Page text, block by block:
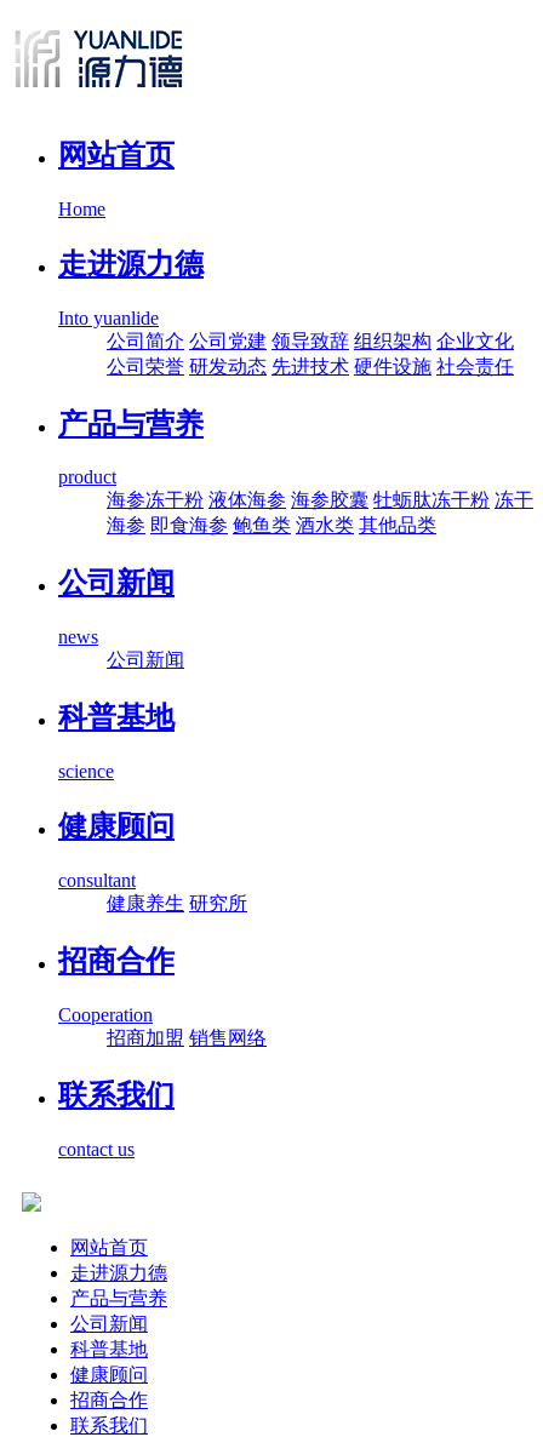
网站首页
Home
走进源力德
Into yuanlide
公司简介 公司党建 领导致辞 组织架构 企业文化
公司荣誉 研发动态 先进技术 硬件设施 社会责任
产品与营养
product
海参冻干粉 液体海参 海参胶囊 牡蛎肽冻干粉 冻干
海参 即食海参 鲍鱼类 酒水类 其他品类
公司新闻
news
公司新闻
科普基地
science
健康顾问
consultant
健康养生 研究所
招商合作
Cooperation
招商加盟 销售网络
联系我们
contact us
网站首页
走进源力德
产品与营养
公司新闻
科普基地
健康顾问
招商合作
联系我们